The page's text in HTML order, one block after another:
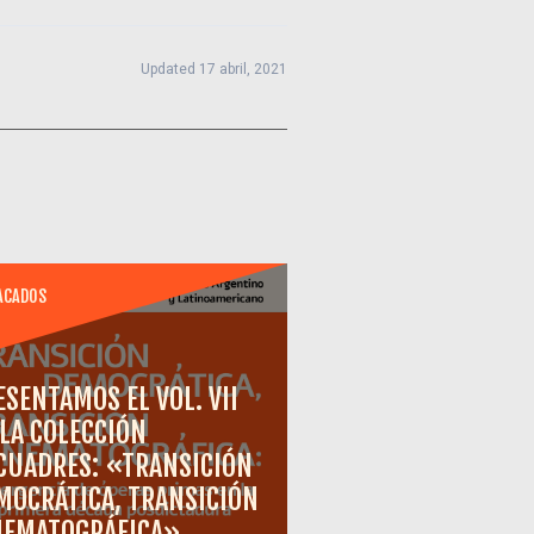
Updated 17 abril, 2021
EL VOL. VII
COLECCIÓN
«TRANSICIÓN
TRANSICIÓN